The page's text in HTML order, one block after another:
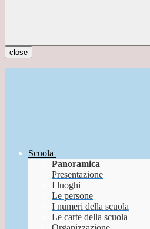
close
Scuola
Panoramica
Presentazione
I luoghi
Le persone
I numeri della scuola
Le carte della scuola